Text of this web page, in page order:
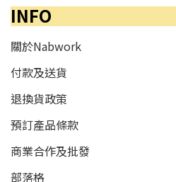
INFO
關於Nabwork
付款及送貨
退換貨政策
預訂產品條款
商業合作及批發
部落格